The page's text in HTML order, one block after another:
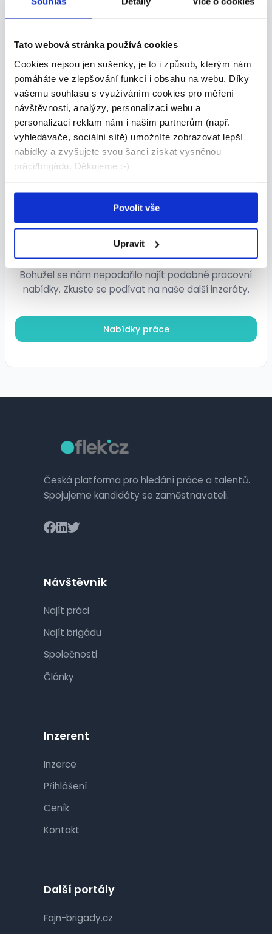
Tato webová stránka používá cookies
Cookies nejsou jen sušenky, je to i způsob, kterým nám
pomáháte ve zlepšování funkcí i obsahu na webu. Díky
vašemu souhlasu s využíváním cookies pro měření
návštěvnosti, analýzy, personalizaci webu a
personalizaci reklam nám i našim partnerům (např.
vyhledávače, sociální sítě) umožníte zobrazovat lepší
nabídky a zvyšujete svou šanci získat vysněnou
práci/brigádu. Děkujeme :-)
Povolit vše
Upravit
Kontaktní osoba
Veronika Davidová
Podobné nabídky
Podobné nabídky nebyly nalezeny
Bohužel se nám nepodařilo najít podobné pracovní
nabídky. Zkuste se podívat na naše další inzeráty.
Nabídky práce
Česká platforma pro hledání práce a talentů.
Spojujeme kandidáty se zaměstnavateli.
Návštěvník
Najít práci
Najít brigádu
Společnosti
Články
Inzerent
Inzerce
Přihlášení
Ceník
Kontakt
Další portály
Fajn-brigady.cz